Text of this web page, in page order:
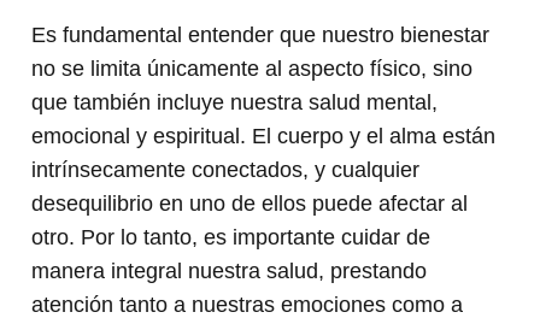
Es fundamental entender que nuestro bienestar
no se limita únicamente al aspecto físico, sino
que también incluye nuestra salud mental,
emocional y espiritual. El cuerpo y el alma están
intrínsecamente conectados, y cualquier
desequilibrio en uno de ellos puede afectar al
otro. Por lo tanto, es importante cuidar de
manera integral nuestra salud, prestando
atención tanto a nuestras emociones como a